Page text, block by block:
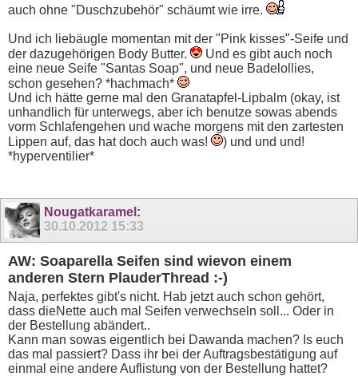
auch ohne "Duschzubehör" schäumt wie irre.
Und ich liebäugle momentan mit der "Pink kisses"-Seife und
der dazugehörigen Body Butter.
Und es gibt auch noch
eine neue Seife "Santas Soap", und neue Badelollies,
schon gesehen? *hachmach*
Und ich hätte gerne mal den Granatapfel-Lipbalm (okay, ist
unhandlich für unterwegs, aber ich benutze sowas abends
vorm Schlafengehen und wache morgens mit den zartesten
Lippen auf, das hat doch auch was!
) und und und!
*hyperventilier*
Nougatkaramel :
30.10.2012 15:33
AW: Soaparella Seifen sind wievon einem
anderen Stern PlauderThread :-)
Naja, perfektes gibt's nicht. Hab jetzt auch schon gehört,
dass dieNette auch mal Seifen verwechseln soll... Oder in
der Bestellung abändert..
Kann man sowas eigentlich bei Dawanda machen? Is euch
das mal passiert? Dass ihr bei der Auftragsbestätigung auf
einmal eine andere Auflistung von der Bestellung hattet?